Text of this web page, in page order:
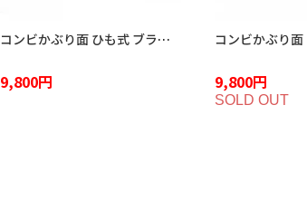
コンビかぶり面 ひも式 ブラッククロコダイル ME-2BC
9,800円 9,800円
SOLD OUT